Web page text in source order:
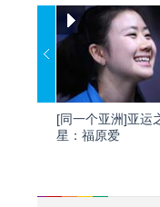
[同一个亚洲]亚运
星：福原爱